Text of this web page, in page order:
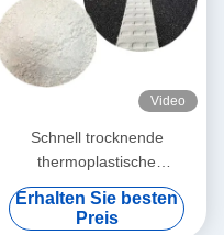
Video
Schnell trocknende
thermoplastische
Straßenmarkierungsfarbe
mit hoher Reflektivität und
Erhalten Sie besten
Preis